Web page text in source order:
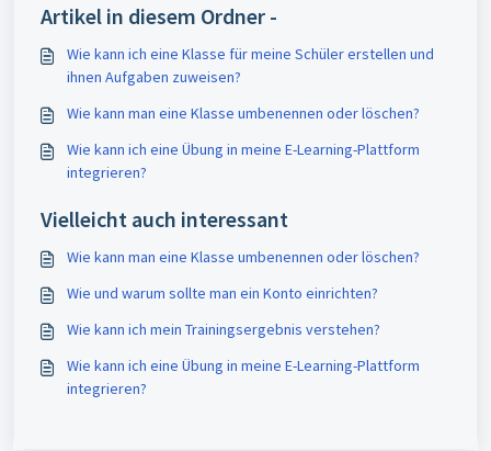
Artikel in diesem Ordner -
Wie kann ich eine Klasse für meine Schüler erstellen und
ihnen Aufgaben zuweisen?
Wie kann man eine Klasse umbenennen oder löschen?
Wie kann ich eine Übung in meine E-Learning-Plattform
integrieren?
Vielleicht auch interessant
Wie kann man eine Klasse umbenennen oder löschen?
Wie und warum sollte man ein Konto einrichten?
Wie kann ich mein Trainingsergebnis verstehen?
Wie kann ich eine Übung in meine E-Learning-Plattform
integrieren?